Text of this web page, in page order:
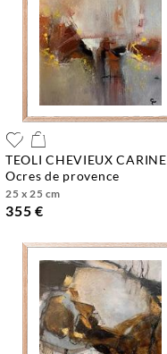
TEOLI CHEVIEUX CARINE
ocres de provence
25 x 25 cm
355 €